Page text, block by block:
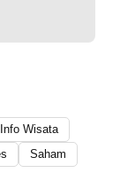
Info Wisata
Saham